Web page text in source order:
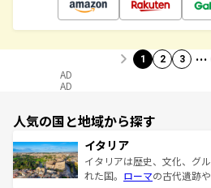
1 2 3 …
AD
AD
人気の国と地域から探す
イタリア
イタリアは歴史、文化、グ
れた国。 ローマの古代遺跡